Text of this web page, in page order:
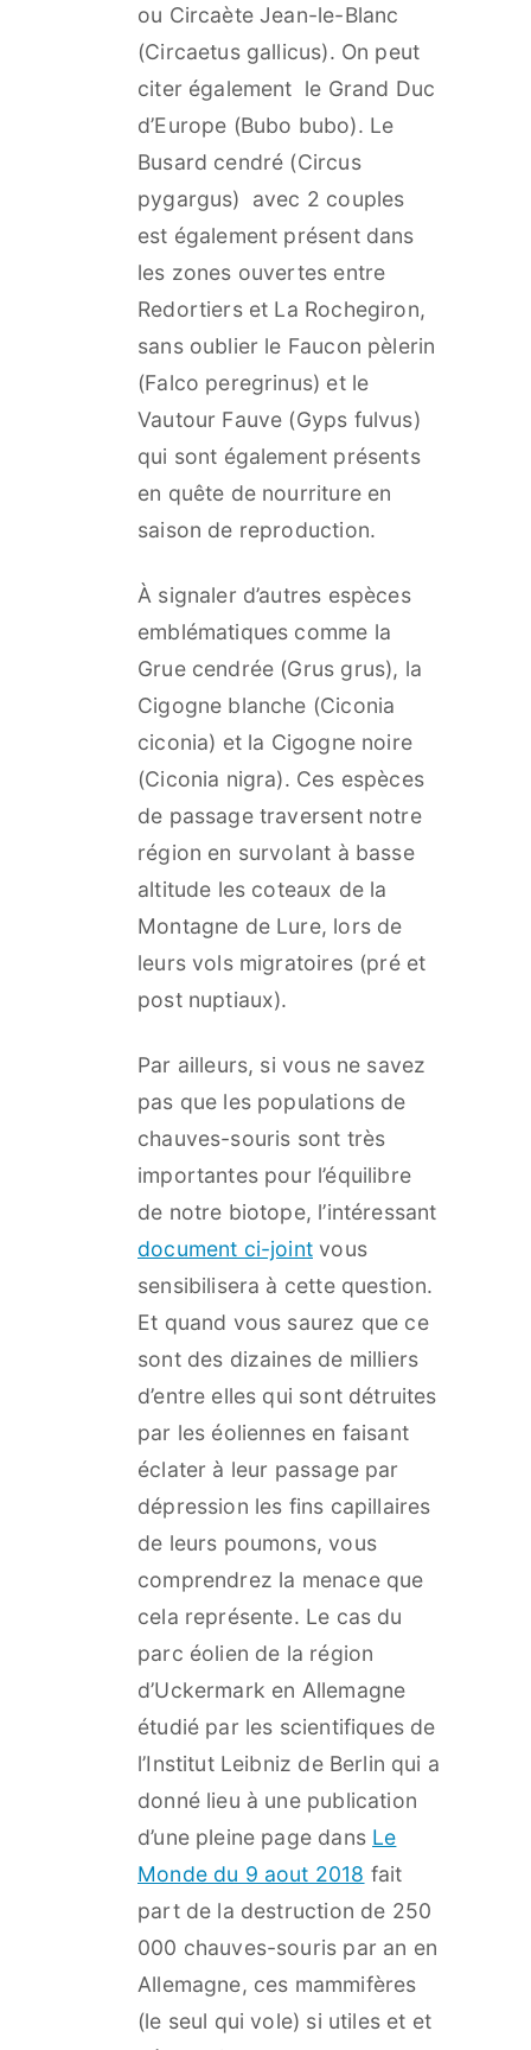
ou Circaète Jean-le-Blanc
(Circaetus gallicus). On peut
citer également le Grand Duc
d’Europe (Bubo bubo). Le
Busard cendré (Circus
pygargus) avec 2 couples
est également présent dans
les zones ouvertes entre
Redortiers et La Rochegiron,
sans oublier le Faucon pèlerin
(Falco peregrinus) et le
Vautour Fauve (Gyps fulvus)
qui sont également présents
en quête de nourriture en
saison de reproduction.
À signaler d’autres espèces
emblématiques comme la
Grue cendrée (Grus grus), la
Cigogne blanche (Ciconia
ciconia) et la Cigogne noire
(Ciconia nigra). Ces espèces
de passage traversent notre
région en survolant à basse
altitude les coteaux de la
Montagne de Lure, lors de
leurs vols migratoires (pré et
post nuptiaux).
Par ailleurs, si vous ne savez
pas que les populations de
chauves-souris sont très
importantes pour l’équilibre
de notre biotope, l’intéressant
document ci-joint vous
sensibilisera à cette question.
Et quand vous saurez que ce
sont des dizaines de milliers
d’entre elles qui sont détruites
par les éoliennes en faisant
éclater à leur passage par
dépression les fins capillaires
de leurs poumons, vous
comprendrez la menace que
cela représente. Le cas du
parc éolien de la région
d’Uckermark en Allemagne
étudié par les scientifiques de
l’Institut Leibniz de Berlin qui a
donné lieu à une publication
d’une pleine page dans Le
Monde du 9 aout 2018 fait
part de la destruction de 250
000 chauves-souris par an en
Allemagne, ces mammifères
(le seul qui vole) si utiles et et